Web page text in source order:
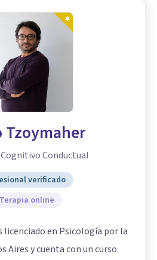
Tzoymaher
Conductual
verificado
Terapia online
licenciado en Psicología por la
Aires y cuenta con un curso